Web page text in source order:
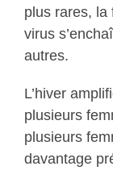
plus rares, la
virus
autres.
L’hiver
plusieurs
plusieurs
davantage